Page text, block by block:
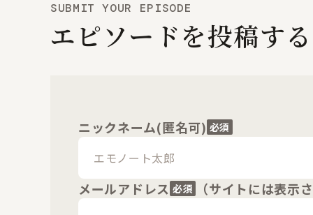
SUBMIT YOUR EPISODE
エピソードを投稿する
ニックネーム(匿名可) 必須
メールアドレス 必須 （サイトには表示